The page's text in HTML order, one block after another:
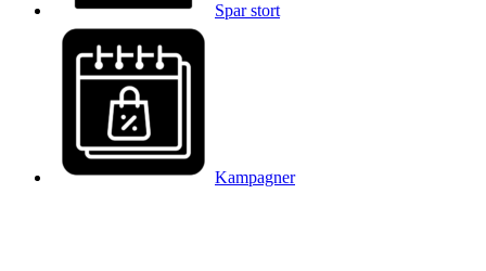
Spar stort
Kampagner